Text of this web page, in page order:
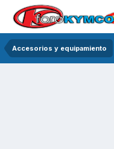
Accesorios y equipamiento